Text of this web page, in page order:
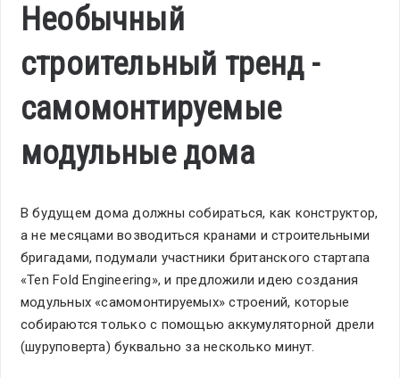
Необычный
строительный тренд -
самомонтируемые
модульные дома
В будущем дома должны собираться, как конструктор,
а не месяцами возводиться кранами и строительными
бригадами, подумали участники британского стартапа
«Ten Fold Engineering», и предложили идею создания
модульных «самомонтируемых» строений, которые
собираются только с помощью аккумуляторной дрели
(шуруповерта) буквально за несколько минут.